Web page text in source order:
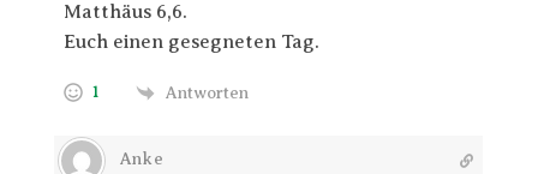
Matthäus 6,6.
Euch einen gesegneten Tag.
1 Antworten
Anke